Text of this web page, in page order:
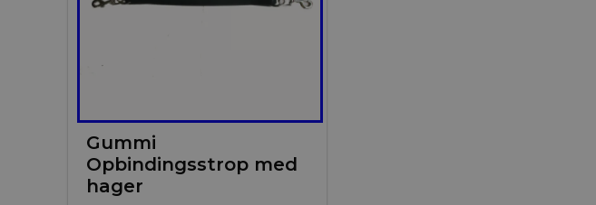
Gummi
Opbindingsstrop med
hager